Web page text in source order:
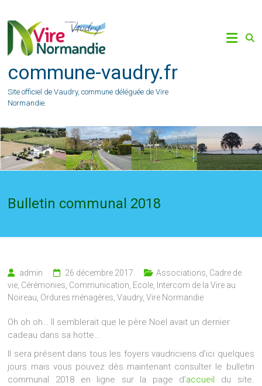
content
commune-vaudry.fr
Site officiel de Vaudry, commune déléguée de Vire
Normandie.
Bulletin communal 2018
admin 26 décembre 2017 Associations Cadre de
vie Cérémonies Communication Ecole
Intercom de la Vire au
Noireau Ordures ménagères ,Vaudry,Vire Normandie
Oh oh oh… Il semblerait que le père Noël avait un dernier
cadeau dans sa hotte…
Il sera présent dans tous les foyers vaudriciens d’ici quelques
jours mais vous pouvez dès maintenant consulter le bulletin
communal 2018 en ligne sur la page d’accueil du site.